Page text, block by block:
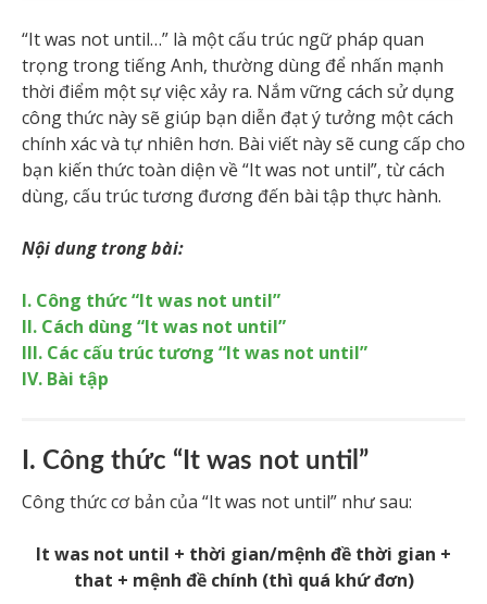
“It was not until…” là một cấu trúc ngữ pháp quan
trọng trong tiếng Anh, thường dùng để nhấn mạnh
thời điểm một sự việc xảy ra. Nắm vững cách sử dụng
công thức này sẽ giúp bạn diễn đạt ý tưởng một cách
chính xác và tự nhiên hơn. Bài viết này sẽ cung cấp cho
bạn kiến thức toàn diện về “It was not until”, từ cách
dùng, cấu trúc tương đương đến bài tập thực hành.
Nội dung trong bài:
I. Công thức “It was not until”
II. Cách dùng “It was not until”
III. Các cấu trúc tương “It was not until”
IV. Bài tập
I. Công thức “It was not until”
Công thức cơ bản của “It was not until” như sau:
It was not until + thời gian/mệnh đề thời gian +
that + mệnh đề chính (thì quá khứ đơn)